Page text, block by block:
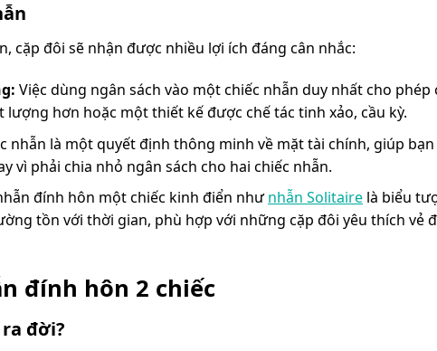
cặp đôi sẽ nhận được nhiều lợi ích đáng cân nhắc:
Việc dùng ngân sách vào một chiếc nhẫn duy nhất cho phép
lượng hơn hoặc một thiết kế được chế tác tinh xảo, cầu kỳ.
nhẫn là một quyết định thông minh về mặt tài chính, giúp
vì phải chia nhỏ ngân sách cho hai chiếc nhẫn.
đính hôn một chiếc kinh điển nhưnhẫn Solitaire là biểu
tồn với thời gian, phù hợp với những cặp đôi yêu thích vẻ
đính hôn 2 chiếc
đời?